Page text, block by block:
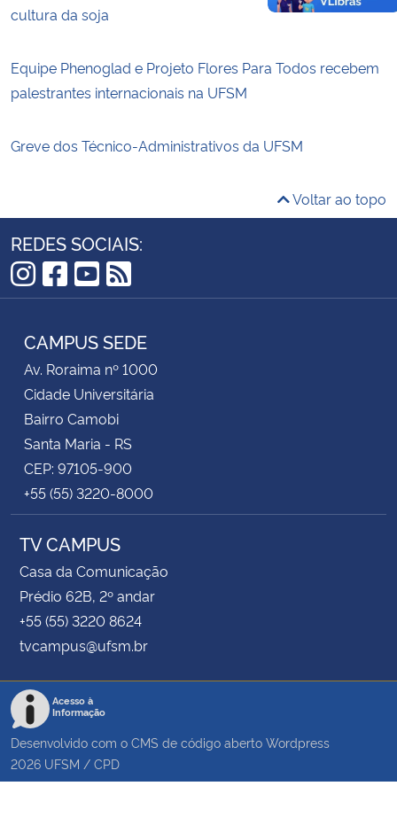
cultura da soja
Equipe Phenoglad e Projeto Flores Para Todos recebem
palestrantes internacionais na UFSM
Greve dos Técnico-Administrativos da UFSM
Voltar ao topo
REDES SOCIAIS:
Instagram
Facebook
YouTube
RSS
CAMPUS SEDE
Av. Roraima nº 1000
Cidade Universitária
Bairro Camobi
Santa Maria - RS
CEP: 97105-900
+55 (55) 3220-8000
TV CAMPUS
Casa da Comunicação
Prédio 62B, 2º andar
+55 (55) 3220 8624
tvcampus@ufsm.br
Acesso à
Informação
Desenvolvido com o CMS de código aberto Wordpress
2026 UFSM / CPD